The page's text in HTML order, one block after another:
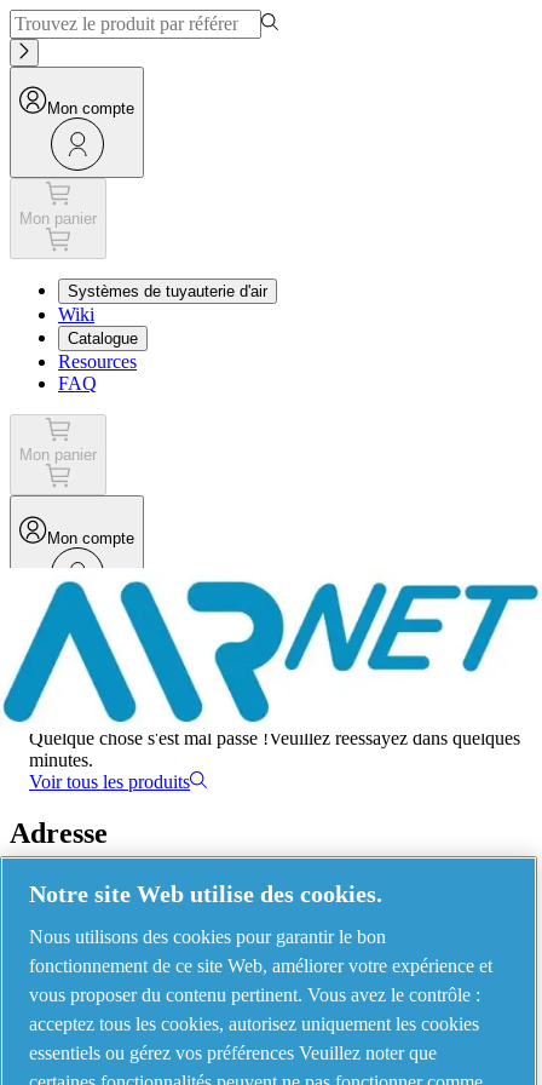
Mon compte
Mon panier
Systèmes de tuyauterie d'air
Wiki
Catalogue
Resources
FAQ
Mon panier
Mon compte
Menu
Une erreur s'est produite
Quelque chose s'est mal passé !Veuillez réessayez dans quelques
minutes.
Voir tous les produits
Adresse
AIRnet - C.Aria.C
Via Selva Maiolo, 5/7 - 36075, Montecchio Maggiore, Vicenza Italy
Contact us
Notre site Web utilise des cookies.
Nous utilisons des cookies pour garantir le bon
fonctionnement de ce site Web, améliorer votre expérience et
vous proposer du contenu pertinent. Vous avez le contrôle :
acceptez tous les cookies, autorisez uniquement les cookies
essentiels ou gérez vos préférences Veuillez noter que